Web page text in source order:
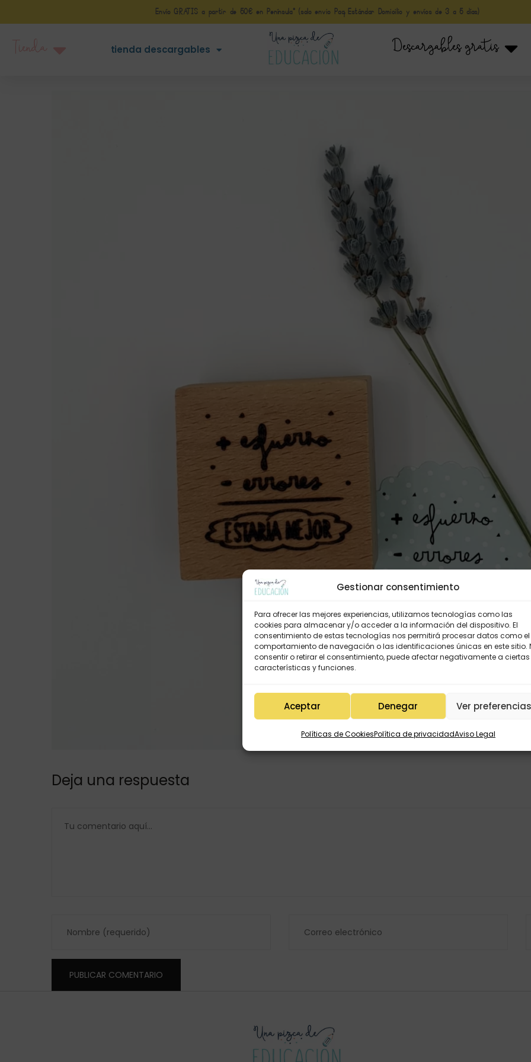
Gestionar consentimiento
Para ofrecer las mejores experiencias, utilizamos tecnologías como las
cookies para almacenar y/o acceder a la información del dispositivo. El
consentimiento de estas tecnologías nos permitirá procesar datos como el
comportamiento de navegación o las identificaciones únicas en este sitio.
consentir o retirar el consentimiento, puede afectar negativamente a ciertas
características y funciones.
Aceptar Denegar Ver
Políticas de CookiesPolítica de privacidadAviso Legal
Envío GRATIS a partir de 50€ en Península* (solo envio Paq Estándar Domicilio y envíos de 3 a 5 días)
tienda descargables Descargables gratis
Deja una respuesta